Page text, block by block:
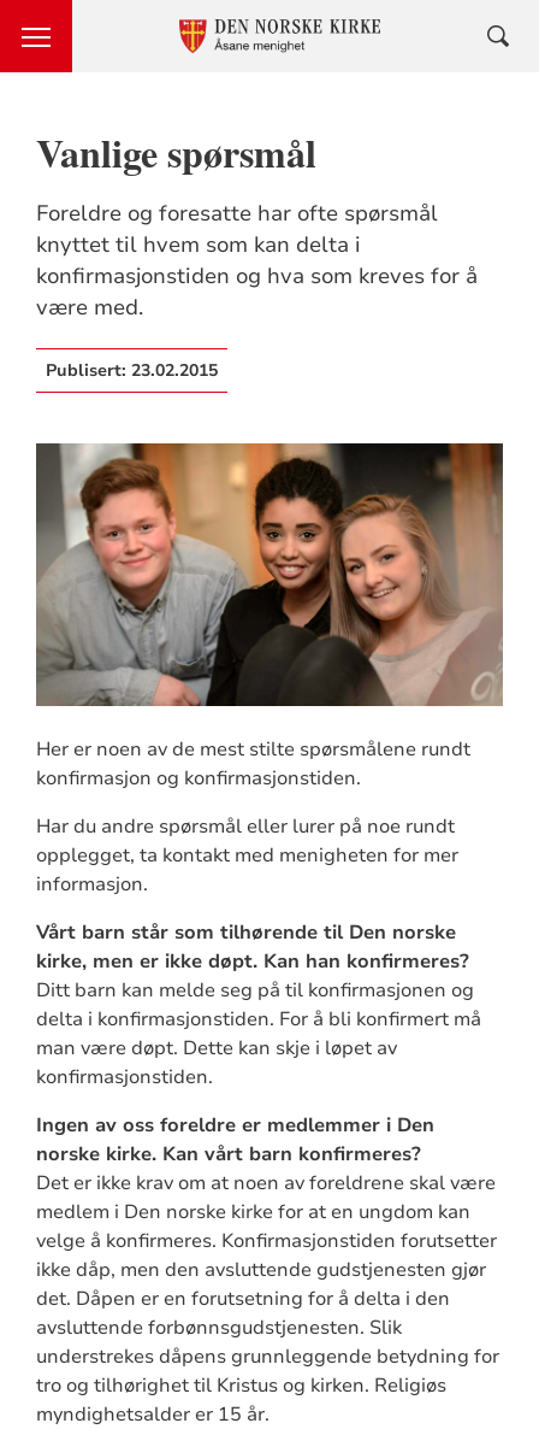
Vanlige spørsmål
Foreldre og foresatte har ofte spørsmål
knyttet til hvem som kan delta i
konfirmasjonstiden og hva som kreves for å
være med.
Publisert: 23.02.2015
Her er noen av de mest stilte spørsmålene rundt
konfirmasjon og konfirmasjonstiden.
Har du andre spørsmål eller lurer på noe rundt
opplegget, ta kontakt med menigheten for mer
informasjon.
Vårt barn står som tilhørende til Den norske
kirke, men er ikke døpt. Kan han konfirmeres?
Ditt barn kan melde seg på til konfirmasjonen og
delta i konfirmasjonstiden. For å bli konfirmert må
man være døpt. Dette kan skje i løpet av
konfirmasjonstiden.
Ingen av oss foreldre er medlemmer i Den
norske kirke. Kan vårt barn konfirmeres?
Det er ikke krav om at noen av foreldrene skal være
medlem i Den norske kirke for at en ungdom kan
velge å konfirmeres. Konfirmasjonstiden forutsetter
ikke dåp, men den avsluttende gudstjenesten gjør
det. Dåpen er en forutsetning for å delta i den
avsluttende forbønnsgudstjenesten. Slik
understrekes dåpens grunnleggende betydning for
tro og tilhørighet til Kristus og kirken. Religiøs
myndighetsalder er 15 år.